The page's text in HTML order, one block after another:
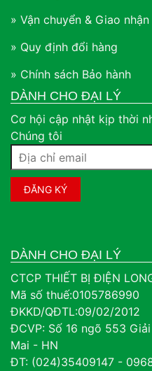
» Vận chuyển & Giao nhận
» Quy định đổi hàng
» Chính sách Bảo hành
DÀNH CHO ĐẠI LÝ
Cơ hội cập nhật kịp thời
Chúng tôi
DÀNH CHO ĐẠI LÝ
CTCP THIẾT BỊ ĐIỆN
Mã số thuế:0105786990
ĐKKD/QĐTL:09/02/2012
ĐCVP: Số 16 ngõ 553
Mai - HN
ĐT: (024)35409147 -